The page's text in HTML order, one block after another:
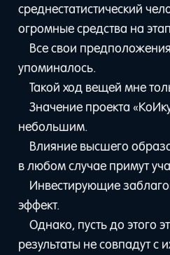
среднестатистический
огромные средства на
Все свои
упоминалось.
Такой ход вещей мне
Значение проекта
небольшим.
Влияние высшего
в любом случае примут
Инвестирующие
эффект.
Однако, пусть до этого
результаты не совпадут с